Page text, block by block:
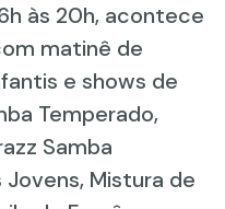
às 20h, acontece
matinê de
e shows de
Temperado,
Samba
Mistura de